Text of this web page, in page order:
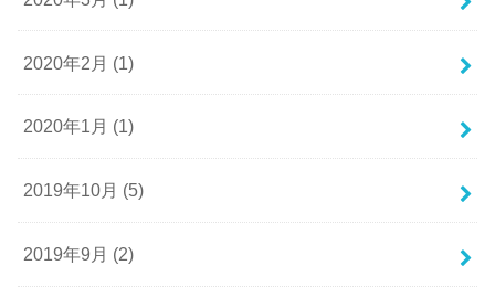
2020年2月 (1)
2020年1月 (1)
2019年10月 (5)
2019年9月 (2)